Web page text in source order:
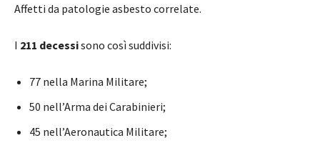
Affetti da patologie asbesto correlate.
I 211 decessisono così suddivisi:
77 nella Marina Militare;
50 nell’Arma dei Carabinieri;
45 nell’Aeronautica Militare;